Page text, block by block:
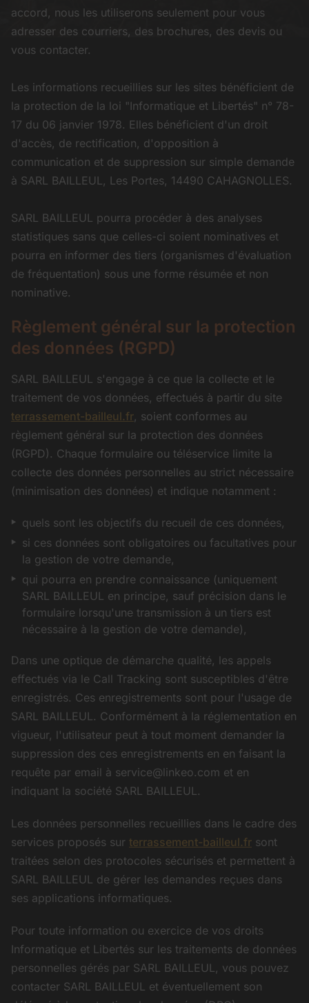
accord, nous les utiliserons seulement pour vous
adresser des courriers, des brochures, des devis ou
vous contacter.
Les informations recueillies sur les sites bénéficient de
la protection de la loi "Informatique et Libertés" n° 78-
17 du 06 janvier 1978. Elles bénéficient d'un droit
d'accès, de rectification, d'opposition à
communication et de suppression sur simple demande
à SARL BAILLEUL, Les Portes, 14490 CAHAGNOLLES.
SARL BAILLEUL pourra procéder à des analyses
statistiques sans que celles-ci soient nominatives et
pourra en informer des tiers (organismes d'évaluation
de fréquentation) sous une forme résumée et non
nominative.
Règlement général sur la protection
des données (RGPD)
SARL BAILLEUL s'engage à ce que la collecte et le
traitement de vos données, effectués à partir du site
terrassement-bailleul.fr, soient conformes au
règlement général sur la protection des données
(RGPD). Chaque formulaire ou téléservice limite la
collecte des données personnelles au strict nécessaire
(minimisation des données) et indique notamment :
quels sont les objectifs du recueil de ces données,
si ces données sont obligatoires ou facultatives pour
la gestion de votre demande,
qui pourra en prendre connaissance (uniquement
SARL BAILLEUL en principe, sauf précision dans le
formulaire lorsqu'une transmission à un tiers est
nécessaire à la gestion de votre demande),
Dans une optique de démarche qualité, les appels
effectués via le Call Tracking sont susceptibles d'être
enregistrés. Ces enregistrements sont pour l'usage de
SARL BAILLEUL. Conformément à la réglementation en
vigueur, l'utilisateur peut à tout moment demander la
suppression des ces enregistrements en en faisant la
requête par email à service@linkeo.com et en
indiquant la société SARL BAILLEUL.
Les données personnelles recueillies dans le cadre des
services proposés sur terrassement-bailleul.fr sont
traitées selon des protocoles sécurisés et permettent à
SARL BAILLEUL de gérer les demandes reçues dans
ses applications informatiques.
Pour toute information ou exercice de vos droits
Informatique et Libertés sur les traitements de données
personnelles gérés par SARL BAILLEUL, vous pouvez
contacter SARL BAILLEUL et éventuellement son